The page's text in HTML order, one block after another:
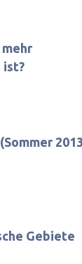
ist?
Gebiete